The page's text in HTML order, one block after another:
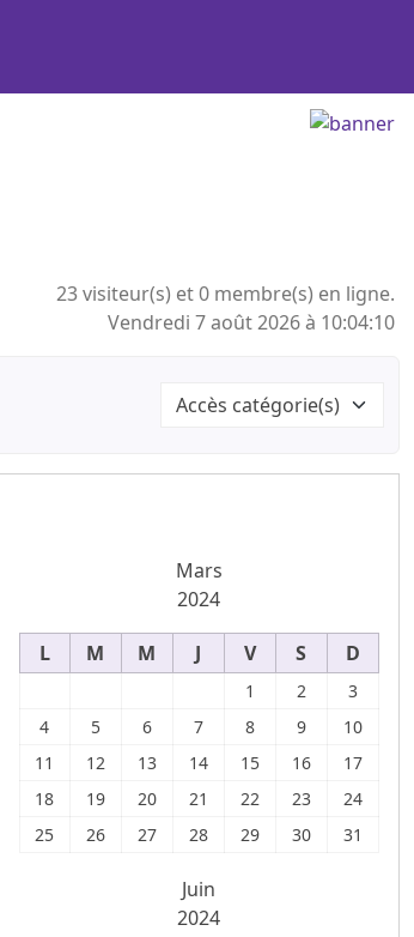
23 visiteur(s) et 0 membre(s) en ligne.
Vendredi 7 août 2026 à 10:04:10
Mars
2024
L M M J V S D
1 2
3
4
5 6 7 8 9
10
11
12 13 14 15 16
17
18
19 20 21 22 23
24
25
26 27 28 29 30 31
Juin
2024